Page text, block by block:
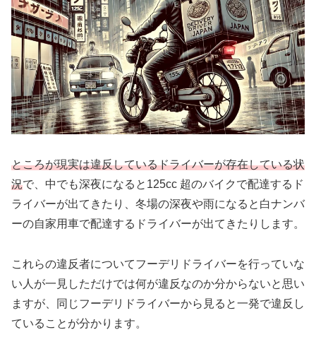
ところが現実は違反しているドライバーが存在している状
況で、中でも深夜になると125cc 超のバイクで配達するド
ライバーが出てきたり、冬場の深夜や雨になると白ナンバ
ーの自家用車で配達するドライバーが出てきたりします。
これらの違反者についてフーデリドライバーを行っていな
い人が一見しただけでは何が違反なのか分からないと思い
ますが、同じフーデリドライバーから見ると一発で違反し
ていることが分かります。